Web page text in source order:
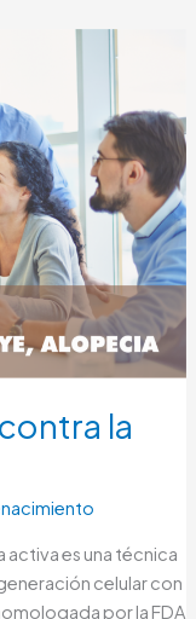
la
activa es una técnica
celular con
por la FDA